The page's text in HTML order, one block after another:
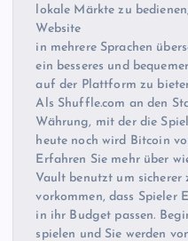
lokale Märkte zu
Website
in mehrere Sprachen
ein besseres und
auf der Plattform zu
Als Shuffle.com an den
Währung, mit der die
heute noch wird Bitcoin
Erfahren Sie mehr über
Vault benutzt um sicherer
vorkommen, dass Spieler
in ihr Budget passen.
spielen und Sie werden